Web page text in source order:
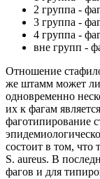
2 группа -
3 группа -
4 группа -
вне групп -
Отношение
же штамм может
одновременно
их к фагам
фаготипирование
состоит в том, что
S. aureus. В
фагов и для